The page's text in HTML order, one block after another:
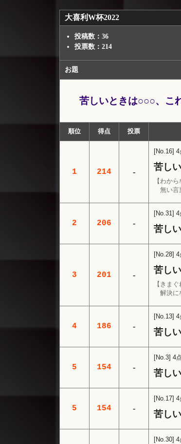
大喜利W杯2022
投稿数：36
投票数：214
お題
苦しいときは○○○、こ
順位 得点 投票
1 214 -
[No.16] 4
苦し
【わか
無い言
2 206 -
[No.31] 4
苦し
3 201 -
[No.28] 4
苦し
【きま
解決に
4 186 -
[No.13] 4
苦し
5 154 -
[No.3] 4
苦し
5 154 -
[No.17] 4
苦し
[No.30] 4